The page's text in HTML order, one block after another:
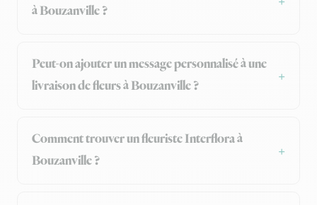
à Bouzanville ?
Peut-on ajouter un message personnalisé à une
livraison de fleurs à Bouzanville ?
Comment trouver un fleuriste Interflora à
Bouzanville ?